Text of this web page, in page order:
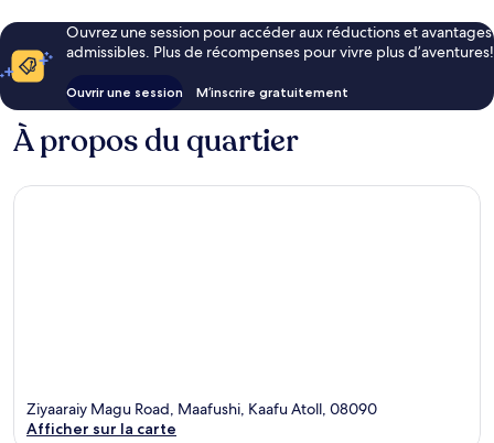
Ouvrez une session pour accéder aux réductions et avantages
admissibles. Plus de récompenses pour vivre plus d’aventures!
Ouvrir une session M’inscrire gratuitement
À propos du quartier
Ziyaaraiy Magu Road, Maafushi, Kaafu Atoll, 08090
Afficher sur la carte